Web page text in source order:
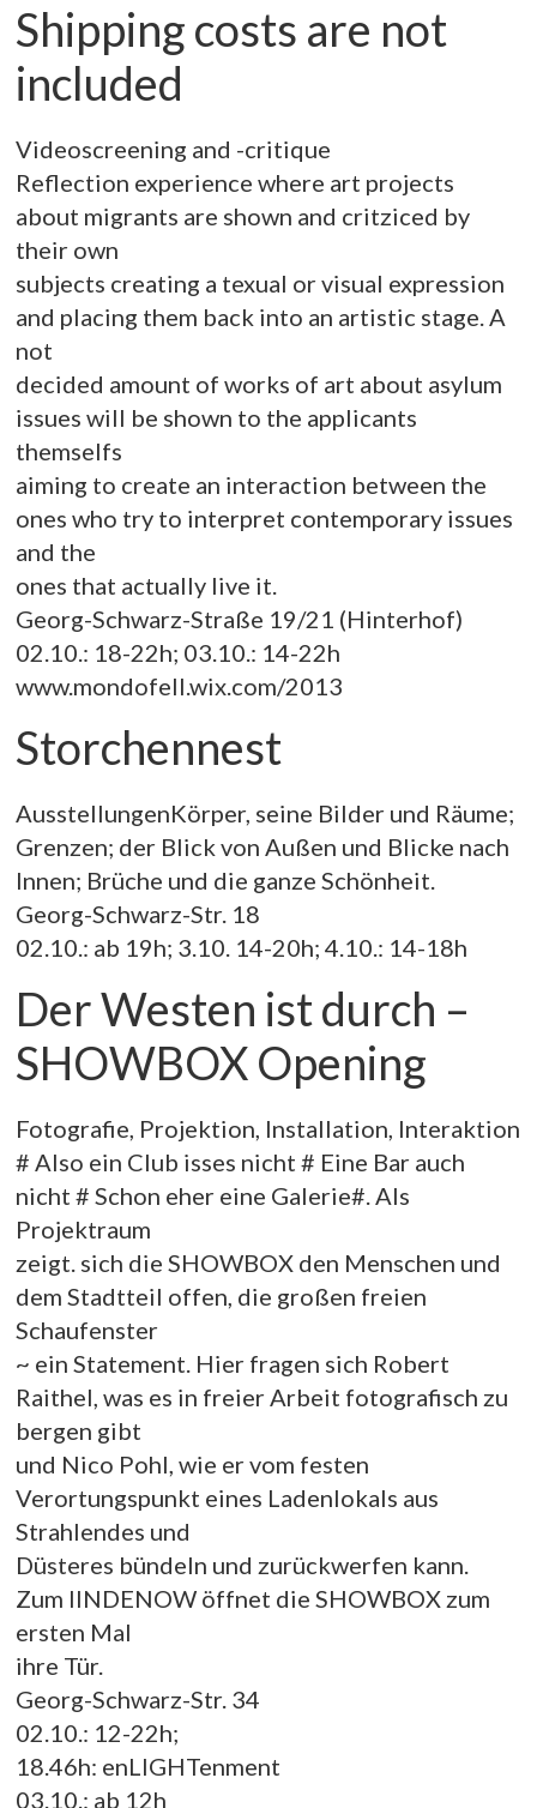
Shipping costs are not
included
Videoscreening and -critique
Reflection experience where art projects
about migrants are shown and critziced by
their own
subjects creating a texual or visual expression
and placing them back into an artistic stage. A
not
decided amount of works of art about asylum
issues will be shown to the applicants
themselfs
aiming to create an interaction between the
ones who try to interpret contemporary issues
and the
ones that actually live it.
Georg-Schwarz-Straße 19/21 (Hinterhof)
02.10.: 18-22h; 03.10.: 14-22h
www.mondofell.wix.com/2013
Storchennest
AusstellungenKörper, seine Bilder und Räume;
Grenzen; der Blick von Außen und Blicke nach
Innen; Brüche und die ganze Schönheit.
Georg-Schwarz-Str. 18
02.10.: ab 19h; 3.10. 14-20h; 4.10.: 14-18h
Der Westen ist durch –
SHOWBOX Opening
Fotografie, Projektion, Installation, Interaktion
# Also ein Club isses nicht # Eine Bar auch
nicht # Schon eher eine Galerie#. Als
Projektraum
zeigt. sich die SHOWBOX den Menschen und
dem Stadtteil offen, die großen freien
Schaufenster
~ ein Statement. Hier fragen sich Robert
Raithel, was es in freier Arbeit fotografisch zu
bergen gibt
und Nico Pohl, wie er vom festen
Verortungspunkt eines Ladenlokals aus
Strahlendes und
Düsteres bündeln und zurückwerfen kann.
Zum lINDENOW öffnet die SHOWBOX zum
ersten Mal
ihre Tür.
Georg-Schwarz-Str. 34
02.10.: 12-22h;
18.46h: enLIGHTenment
03.10.: ab 12h